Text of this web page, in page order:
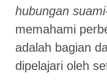
hubungan
memahami
adalah bagian
dipelajari oleh